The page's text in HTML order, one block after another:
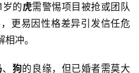
的虎需警惕项目被抢或团队
更易因性格差异引发信任危
冲。
、 狗的良缘，但已婚者需莫大